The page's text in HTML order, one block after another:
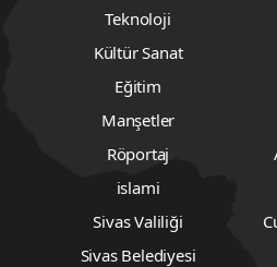
Teknoloji
Kültür Sanat
Eğitim
Manşetler
Röportaj
islami
Sivas Valiliği
Sivas Belediyesi